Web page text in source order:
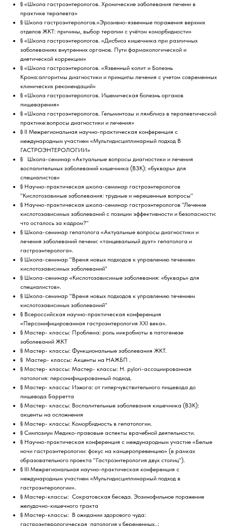
§ «Школа гастроэнтерологов. Хронические заболевания печени в
практике терапевта»
§ Школа гастроэнтерологов.«Эрозивно-язвенные поражения верхних
отделов ЖКТ: причины, выбор терапии с учётом коморбидности»
§ «Школа гастроэнтерологов. «Дисбиоз кишечника при различных
заболеваниях внутренних органов. Пути фармакологической и
диетической коррекции»
§ «Школа гастроэнтерологов. «Язвенный колит и Болезнь
Крона:алгоритмы диагностики и принципы лечения с учетом современных
клинических рекомендаций»
§ «Школа гастроэнтерологов. Ишемическая болезнь органов
пищеварения»
§ «Школа гастроэнтерологов. Гельминтозы и лямблиоз в терапевтической
практике:вопросы диагностики и лечения»
§ II Межрегиональная научно-практическая конференция с
международным участием «Мультидисциплинарный подход В
ГАСТРОЭНТЕРОЛОГИИ»
§ Школа-семинар «Актуальные вопросы диагностики и лечения
воспалительных заболеваний кишечника (ВЗК): «букварь» для
специалистов»
§ Научно-практическая школа-семинар гастроэнтерологов
"Кислотозавимые заболевания: трудные и нерешенные вопросы"
§ Научно-практическая школа-семинар гастроэнтерологов "Лечение
кислотозависимых заболеваний с позиции эффективности и безопасности:
что осталось за кадром?"
§ Школа-семинар гепатолога «Актуальные вопросы диагностики и
лечения заболеваний печени: «танцевальный дуэт» гепатолога и
гастроэнтеролога».
§ Школа-семинар "Время новых подходов к управлению течением
кислотозависимых заболеваний"
§ Школа-семинар «Кислотозависимые заболевания: «букварь» для
специалистов».
§ Школа-семинар "Время новых подходов к управлению течением
кислотозависимых заболеваний"
§ Всероссийская научно-практическая конференция
«Персонифицированная гастроэнтерология XXI века».
§ Мастер- классы: Проблема: роль микробиоты в патогенезе
заболеваний ЖКТ
§ Мастер- классы: Функциональные заболевания ЖКТ.
§ Мастер- классы: Акценты на НАЖБП .
§ Мастер- классы: Мастер- классы: Н. pylori-ассоциированная
патология: персонифицированный подход.
§ Мастер- классы: Изжога: от гиперчувствительного пищевода до
пищевода Барретта
§ Мастер- классы: Воспалительные заболевания кишечника (ВЗК):
акценты на осложнения
§ Мастер- классы: Коморбидность в гепатологии.
§ Симпозиум Медико-правовые аспекты врачебной деятельности.
§ Научно-практическая конференция с международным участие «Белые
ночи гастроэнтерологии: фокус на канцеропревенцию» (в рамках
образовательного проекта "Гастроэнтерология двух столиц").
§ III Межрегиональная научно-практическая конференция с
международным участием «Мультидисциплинарный подход в
гастроэнтерологии».
§ Мастер-классы: Сократовская беседа. Эозинофильное поражение
желудочно-кишечного тракта
§ Мастер-классы: В ожидании здорового чуда:
гастроэнтерологическая патология у беременных..;